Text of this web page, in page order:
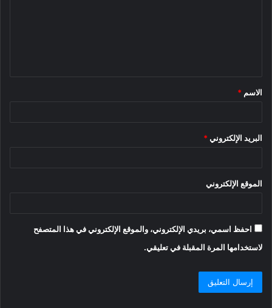
*
الاسم *
البريد الإلكتروني *
الموقع الإلكتروني
احفظ اسمي، بريدي الإلكتروني، والموقع الإلكتروني في هذا المتصفح
لاستخدامها المرة المقبلة في تعليقي.